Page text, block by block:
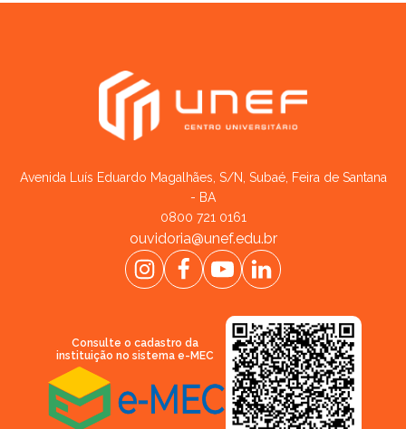
Avenida Luís Eduardo Magalhães, S/N, Subaé, Feira de Santana
- BA
0800 721 0161
ouvidoria@unef.edu.br
Consulte o cadastro da
instituição no sistema e-MEC